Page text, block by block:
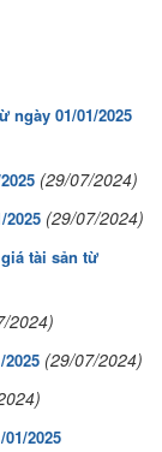
ngày 01/01/2025
(29/07/2024)
(29/07/2024)
tài sản từ
2024)
(29/07/2024)
2025